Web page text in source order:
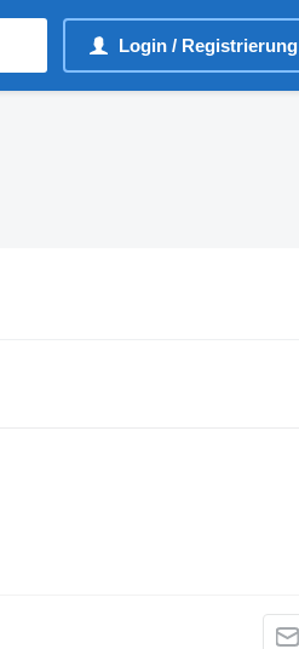
Login / Registrierung